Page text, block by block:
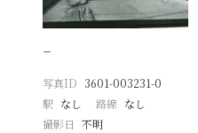
−
写真ID 3601-003231-0
駅 なし 路線 なし
撮影日
不明